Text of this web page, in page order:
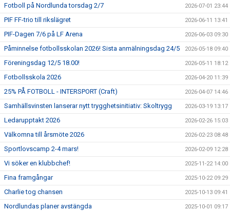
Fotboll på Nordlunda torsdag 2/7 2026-07-01 23:44
PIF FF-trio till rikslägret 2026-06-11 13:41
PIF-Dagen 7/6 på LF Arena 2026-06-03 09:30
Påminnelse fotbollsskolan 2026! Sista anmälningsdag 24/5 2026-05-18 09:40
Föreningsdag 12/5 18.00! 2026-05-11 18:12
Fotbollsskola 2026 2026-04-20 11:39
25% PÅ FOTBOLL - INTERSPORT (Craft) 2026-04-07 14:46
Samhällsvinsten lanserar nytt trygghetsinitiativ: Skoltrygg 2026-03-19 13:17
Ledarupptakt 2026 2026-02-26 15:03
Välkomna till årsmöte 2026 2026-02-23 08:48
Sportlovscamp 2-4 mars! 2026-02-09 12:28
Vi söker en klubbchef! 2025-11-22 14:00
Fina framgångar 2025-10-22 09:29
Charlie tog chansen 2025-10-13 09:41
Nordlundas planer avstängda 2025-10-01 09:17